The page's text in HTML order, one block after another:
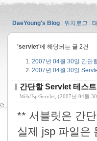
DaeYoung's Blog : 위치로그 :
'servlet'에 해당되는 글 2건
2007년 04월 30일 간단
2007년 04월 30일
간단할 Servlet 테스트
Web/Jsp/Servlet , (2007년 04월
** 서블릿은 간
실제 jsp 파일은